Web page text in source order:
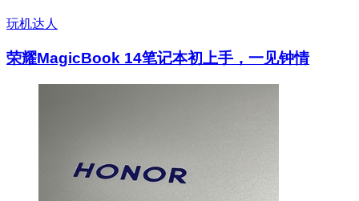
玩机达人
荣耀MagicBook 14笔记本初上手，一见钟情